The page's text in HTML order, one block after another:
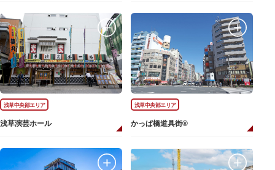
浅草中央部エリア
浅草演芸ホール
浅草中央部エリア
かっぱ橋道具街®